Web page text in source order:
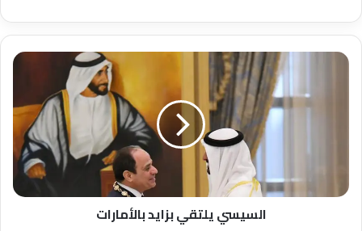
السيسي
السيسي يلتقي بزايد بالأمارات